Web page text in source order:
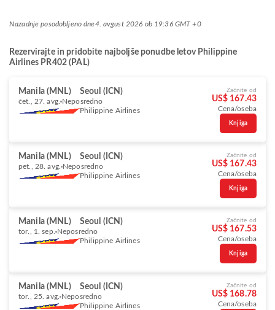
Nazadnje posodobljeno dne4. avgust 2026 ob 19:36 GMT +0
Rezervirajte in pridobite najboljše ponudbe letov Philippine
Airlines PR402 (PAL)
Manila (MNL) Seoul (ICN)
čet., 27. avg. Neposredno
Philippine Airlines
Začnite od
US$ 167.43
Cena/oseba
Knjiga
Manila (MNL) Seoul (ICN)
pet., 28. avg. Neposredno
Philippine Airlines
Začnite od
US$ 167.43
Cena/oseba
Knjiga
Manila (MNL) Seoul (ICN)
tor., 1. sep. Neposredno
Philippine Airlines
Začnite od
US$ 167.53
Cena/oseba
Knjiga
Manila (MNL) Seoul (ICN)
tor., 25. avg. Neposredno
Philippine Airlines
Začnite od
US$ 168.78
Cena/oseba